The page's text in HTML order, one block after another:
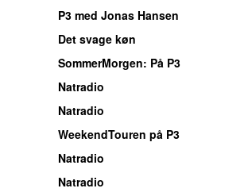
P3 med Jonas Hansen
Det svage køn
SommerMorgen: På P3
Natradio
Natradio
WeekendTouren på P3
Natradio
Natradio